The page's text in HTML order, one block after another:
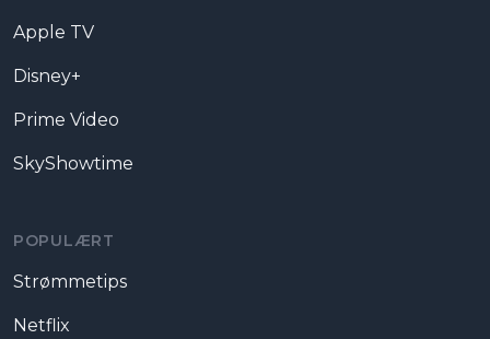
Apple TV
Disney+
Prime Video
SkyShowtime
POPULÆRT
Strømmetips
Netflix